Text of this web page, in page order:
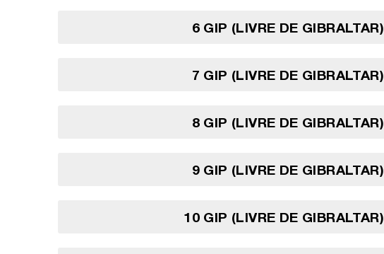
6 GIP (LIVRE DE GIBRALTAR)
7 GIP (LIVRE DE GIBRALTAR)
8 GIP (LIVRE DE GIBRALTAR)
9 GIP (LIVRE DE GIBRALTAR)
10 GIP (LIVRE DE GIBRALTAR)